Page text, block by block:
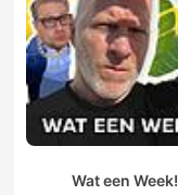
Wat een Week!